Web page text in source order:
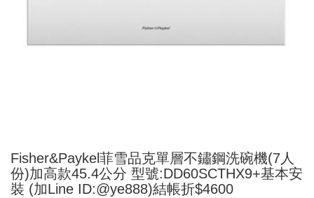
Fisher&Paykel菲雪品克單層不鏽鋼洗碗機(7人
份)加高款45.4公分 型號:DD60SCTHX9+基本安
裝 (加Line ID:@ye888)結帳折$4600